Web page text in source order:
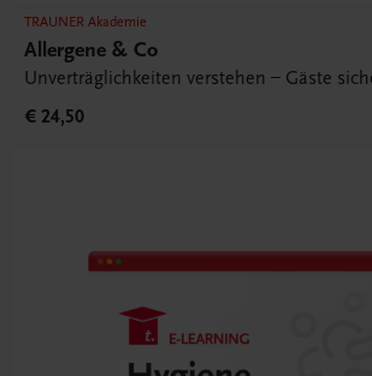
TRAUNER Akademie
Allergene & Co
Unverträglichkeiten verstehen – Gäste
€ 24,50